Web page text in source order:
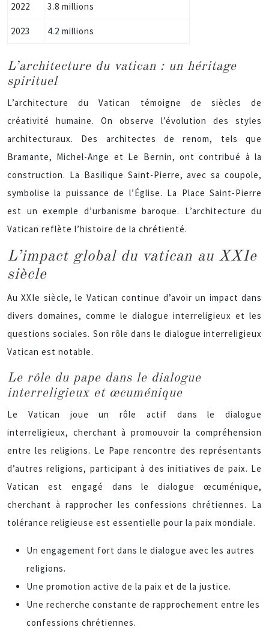
2022 3.8 millions
2023 4.2 millions
L’architecture du vatican : un héritage
spirituel
L’architecture du Vatican témoigne de siècles de
créativité humaine. On observe l’évolution des styles
architecturaux. Des architectes de renom, tels que
Bramante, Michel-Ange et Le Bernin, ont contribué à la
construction. La Basilique Saint-Pierre, avec sa coupole,
symbolise la puissance de l’Église. La Place Saint-Pierre
est un exemple d’urbanisme baroque. L’architecture du
Vatican reflète l’histoire de la chrétienté.
L’impact global du vatican au XXIe
siècle
Au XXIe siècle, le Vatican continue d’avoir un impact dans
divers domaines, comme le dialogue interreligieux et les
questions sociales. Son rôle dans le dialogue interreligieux
Vatican est notable.
Le rôle du pape dans le dialogue
interreligieux et œcuménique
Le Vatican joue un rôle actif dans le dialogue
interreligieux, cherchant à promouvoir la compréhension
entre les religions. Le Pape rencontre des représentants
d’autres religions, participant à des initiatives de paix. Le
Vatican est engagé dans le dialogue œcuménique,
cherchant à rapprocher les confessions chrétiennes. La
tolérance religieuse est essentielle pour la paix mondiale.
Un engagement fort dans le dialogue avec les autres
religions.
Une promotion active de la paix et de la justice.
Une recherche constante de rapprochement entre les
confessions chrétiennes.